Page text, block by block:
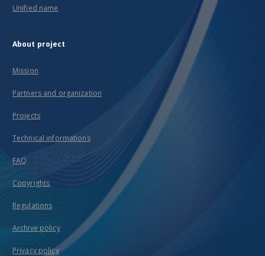
Unified name
About project
Mission
Partners and organization
Projects
Technical informations
FAQ
Copyrights
Regulations
Archive policy
Privacy policy